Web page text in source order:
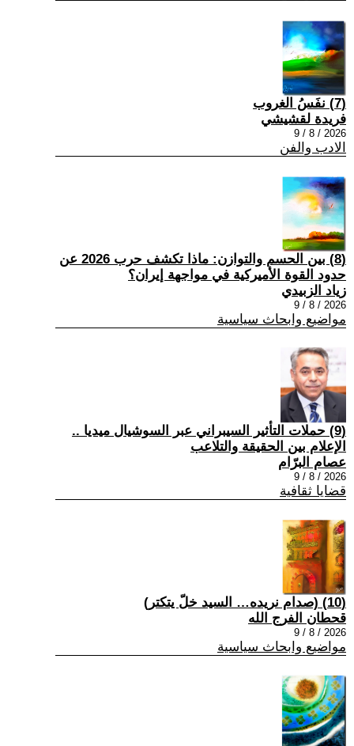
(7) نفَسُ الغروب
فريدة لقشيشي
2026 / 8 / 9
الادب والفن
(8) بين الحسم والتوازن: ماذا تكشف حرب 2026 عن
حدود القوة الأميركية في مواجهة إيران؟
زياد الزبيدي
2026 / 8 / 9
مواضيع وابحاث سياسية
(9) حملات التأثير السيبراني عبر السوشيال ميديا ..
الإعلام بين الحقيقة والتلاعب
عصام البرّام
2026 / 8 / 9
قضايا ثقافية
(10) (صدام نريده… السيد خلّ يتكتر)
قحطان الفرج الله
2026 / 8 / 9
مواضيع وابحاث سياسية